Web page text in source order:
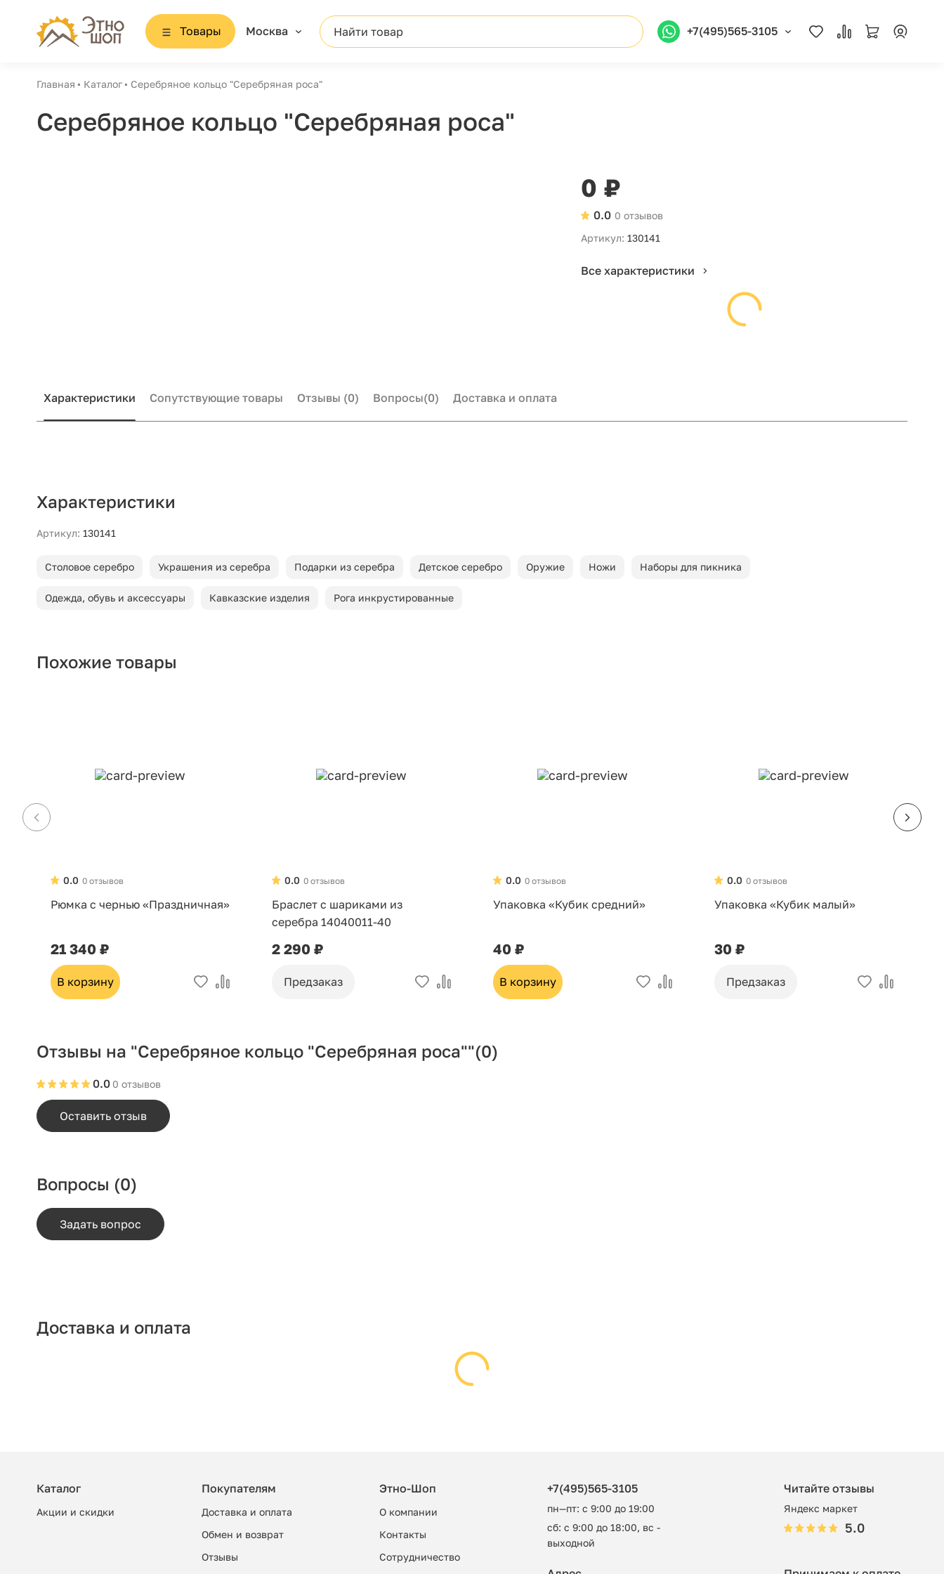
Товары Москва Найти товар +7(495)565-3105
Главная Каталог Серебряное кольцо "Серебряная роса"
Серебряное кольцо "Серебряная роса"
0 ₽
0 отзывов
0.0
Артикул: 130141
Все характеристики
Характеристики Сопутствующие товары Отзывы (0) Вопросы(0) Доставка и оплата
Характеристики
Артикул: 130141
Столовое серебро Украшения из серебра Подарки из серебра Детское серебро Оружие Ножи Наборы для пикника
Одежда, обувь и аксессуары Кавказские изделия Рога инкрустированные
Похожие товары
0 отзывов
0.0
Рюмка с чернью «Праздничная»
21 340 ₽
В корзину
0 отзывов
0.0
Браслет с шариками из
серебра 14040011-40
2 290 ₽
Предзаказ
0 отзывов
0.0
Упаковка «Кубик средний»
40 ₽
В корзину
0 отзывов
0.0
Упаковка «Кубик малый»
30 ₽
Предзаказ
Отзывы на "Серебряное кольцо "Серебряная роса""(0)
0 отзывов
0.0
Оставить отзыв
Вопросы (0)
Задать вопрос
Доставка и оплата
Каталог
Акции и скидки
Покупателям
Доставка и оплата
Обмен и возврат
Отзывы
Этно-Шоп
О компании
Контакты
Сотрудничество
+7(495)565-3105
пн—пт: с 9:00 до 19:00
сб: с 9:00 до 18:00, вс -
выходной
Читайте отзывы
Яндекс маркет
5.0